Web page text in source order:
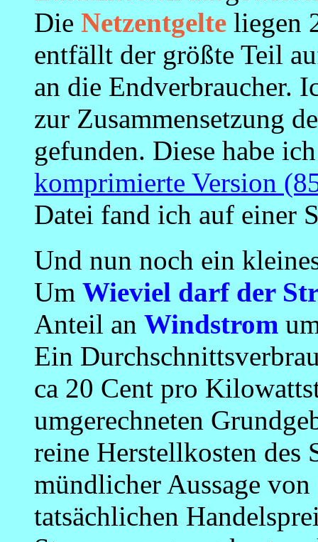
Die Netzentgelte liegen
entfällt der größte Teil
an die Endverbraucher.
zur Zusammensetzung
gefunden. Diese habe
komprimierte Version
Datei fand ich auf einer
Und nun noch ein
Um Wieviel darf der
Anteil an Windstrom
Ein
ca 20 Cent pro
umgerechneten
reine Herstellkosten
mündlicher Aussage
tatsächlichen